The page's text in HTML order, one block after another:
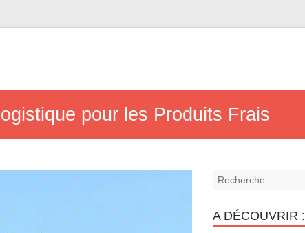
pour les Produits Frais
A DÉCOUVRIR :